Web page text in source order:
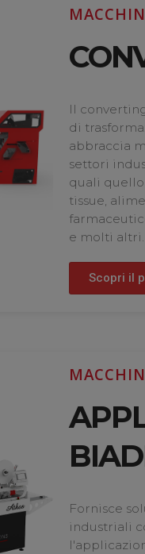
Il
di
abbraccia
settori
quali
tissue,
e molti altri.
Scopri il
Fornisce
industriali